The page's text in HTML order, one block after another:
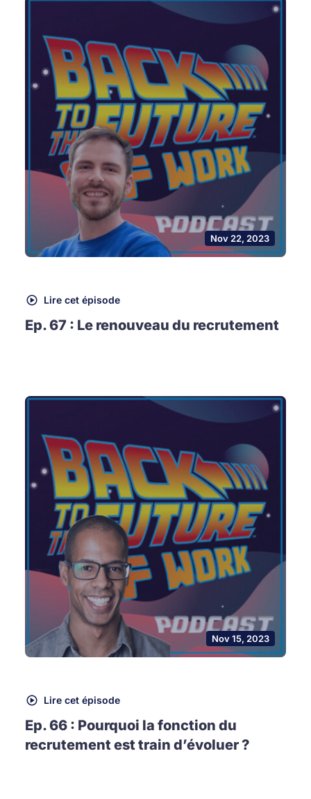
Nov 22, 2023
Lire cet épisode
Ep. 67 : Le renouveau du recrutement
Nov 15, 2023
Lire cet épisode
Ep. 66 : Pourquoi la fonction du
recrutement est train d’évoluer ?